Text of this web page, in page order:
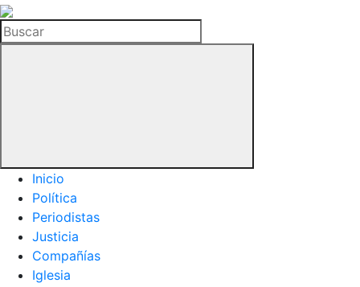
La
Hemeroteca
del
Buscar
Inicio
Política
Periodistas
Justicia
Compañías
Iglesia